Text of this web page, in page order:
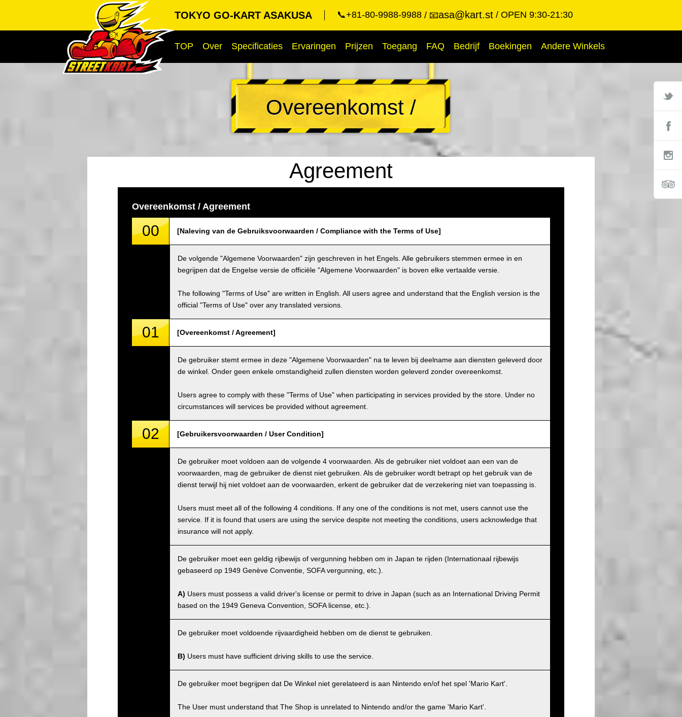
TOKYO GO-KART ASAKUSA 📞+81-80-9988-9988 📧asa@kart.st OPEN 9:30-21:30
TOP Over Specificaties Ervaringen Prijzen Toegang FAQ Bedrijf Boekingen Andere Winkels
Overeenkomst /
Agreement
Overeenkomst / Agreement
00 [Naleving van de Gebruiksvoorwaarden / Compliance with the Terms of Use]
De volgende "Algemene Voorwaarden" zijn geschreven in het Engels. Alle gebruikers stemmen ermee in en
begrijpen dat de Engelse versie de officiële "Algemene Voorwaarden" is boven elke vertaalde versie.
The following "Terms of Use" are written in English. All users agree and understand that the English version is the
official "Terms of Use" over any translated versions.
01 [Overeenkomst / Agreement]
De gebruiker stemt ermee in deze "Algemene Voorwaarden" na te leven bij deelname aan diensten geleverd door
de winkel. Onder geen enkele omstandigheid zullen diensten worden geleverd zonder overeenkomst.
Users agree to comply with these "Terms of Use" when participating in services provided by the store. Under no
circumstances will services be provided without agreement.
02 [Gebruikersvoorwaarden / User Condition]
De gebruiker moet voldoen aan de volgende 4 voorwaarden. Als de gebruiker niet voldoet aan een van de
voorwaarden, mag de gebruiker de dienst niet gebruiken. Als de gebruiker wordt betrapt op het gebruik van de
dienst terwijl hij niet voldoet aan de voorwaarden, erkent de gebruiker dat de verzekering niet van toepassing is.
Users must meet all of the following 4 conditions. If any one of the conditions is not met, users cannot use the
service. If it is found that users are using the service despite not meeting the conditions, users acknowledge that
insurance will not apply.
De gebruiker moet een geldig rijbewijs of vergunning hebben om in Japan te rijden (Internationaal rijbewijs
gebaseerd op 1949 Genève Conventie, SOFA vergunning, etc.).
A) Users must possess a valid driver's license or permit to drive in Japan (such as an International Driving Permit
based on the 1949 Geneva Convention, SOFA license, etc.).
De gebruiker moet voldoende rijvaardigheid hebben om de dienst te gebruiken.
B) Users must have sufficient driving skills to use the service.
De gebruiker moet begrijpen dat De Winkel niet gerelateerd is aan Nintendo en/of het spel 'Mario Kart'.
The User must understand that The Shop is unrelated to Nintendo and/or the game 'Mario Kart'.